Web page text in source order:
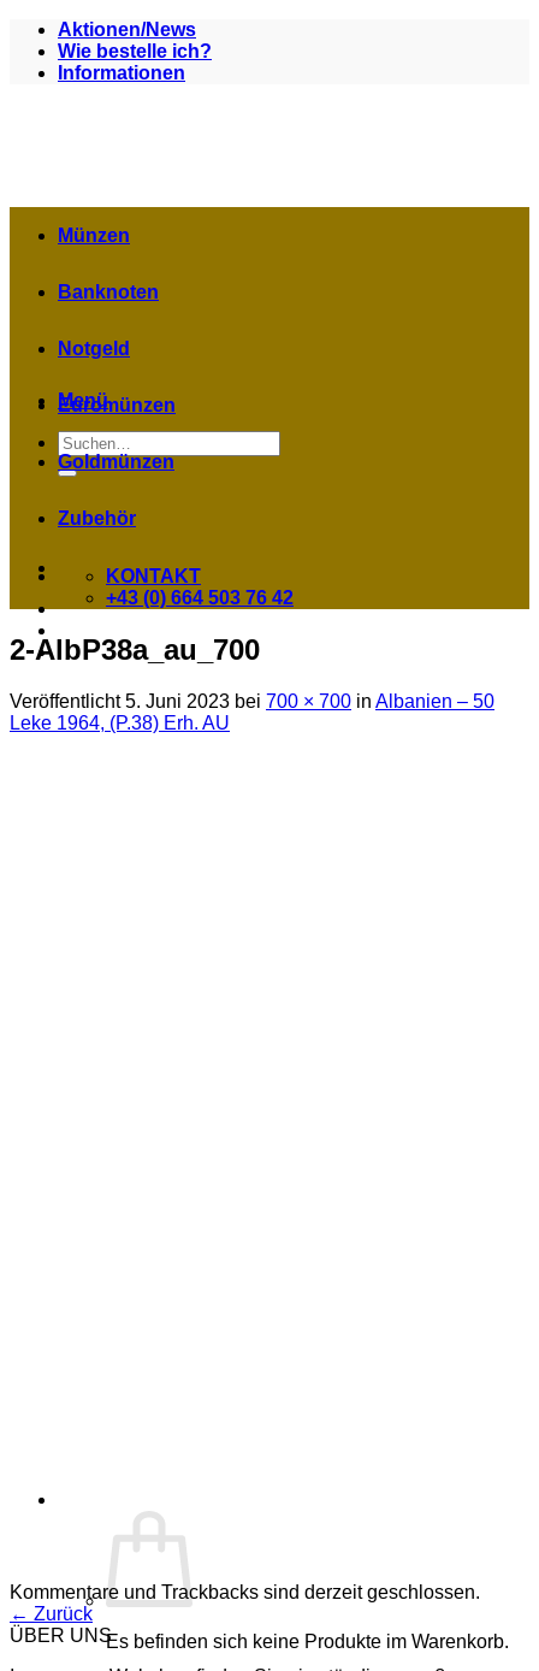
Zum
Inhalt
springen
Aktionen/News
Wie bestelle ich?
Informationen
Menü
Suchen
nach:
Es befinden sich keine Produkte im Warenkorb.
Münzen
Banknoten
Notgeld
Euromünzen
Goldmünzen
Zubehör
KONTAKT
+43 (0) 664 503 76 42
2-AlbP38a_au_700
Veröffentlicht5. Juni 2023 bei 700 × 700 in Albanien – 50
Leke 1964, (P.38) Erh. AU
Kommentare und Trackbacks sind derzeit geschlossen.
← Zurück
ÜBER UNS